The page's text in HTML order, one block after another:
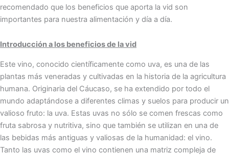
recomendado que los beneficios que aporta la vid son
importantes para nuestra alimentación y día a día.
Introducción a los beneficios de la vid
Este vino, conocido científicamente como uva, es una de las
plantas más veneradas y cultivadas en la historia de la agricultura
humana. Originaria del Cáucaso, se ha extendido por todo el
mundo adaptándose a diferentes climas y suelos para producir un
valioso fruto: la uva. Estas uvas no sólo se comen frescas como
fruta sabrosa y nutritiva, sino que también se utilizan en una de
las bebidas más antiguas y valiosas de la humanidad: el vino.
Tanto las uvas como el vino contienen una matriz compleja de